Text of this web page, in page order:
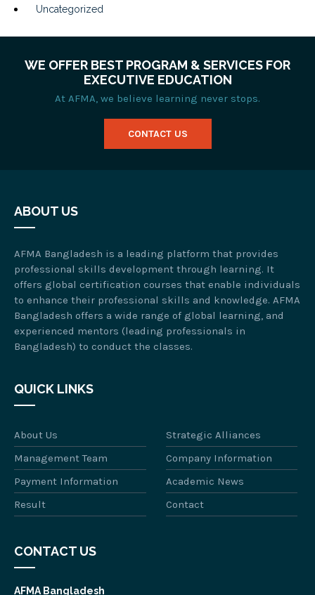
Uncategorized
WE OFFER BEST PROGRAM & SERVICES FOR
EXECUTIVE EDUCATION
At AFMA, we believe learning never stops.
CONTACT US
ABOUT US
AFMA Bangladesh is a leading platform that provides
professional skills development through learning. It
offers global certification courses that enable individuals
to enhance their professional skills and knowledge. AFMA
Bangladesh offers a wide range of global learning, and
experienced mentors (leading professionals in
Bangladesh) to conduct the classes.
QUICK LINKS
About Us
Strategic Alliances
Management Team
Company Information
Payment Information
Academic News
Result
Contact
CONTACT US
AFMA Bangladesh